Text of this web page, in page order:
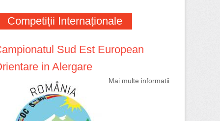
Competiții Internaționale
Sud Est European
in Alergare
Mai multe informatii